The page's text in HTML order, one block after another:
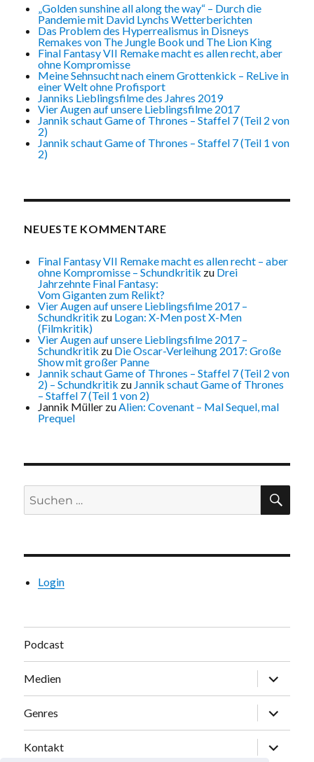
„Golden sunshine all along the way“ – Durch die
Pandemie mit David Lynchs Wetterberichten
Das Problem des Hyperrealismus in Disneys
Remakes von The Jungle Book und The Lion King
Final Fantasy VII Remake macht es allen recht, aber
ohne Kompromisse
Meine Sehnsucht nach einem Grottenkick – ReLive in
einer Welt ohne Profisport
Janniks Lieblingsfilme des Jahres 2019
Vier Augen auf unsere Lieblingsfilme 2017
Jannik schaut Game of Thrones – Staffel 7 (Teil 2 von
2)
Jannik schaut Game of Thrones – Staffel 7 (Teil 1 von
2)
NEUESTE KOMMENTARE
Final Fantasy VII Remake macht es allen recht – aber
ohne Kompromisse – Schundkritik zu Drei
Jahrzehnte Final Fantasy:
Vom Giganten zum Relikt?
Vier Augen auf unsere Lieblingsfilme 2017 –
Schundkritik zu Logan: X-Men post X-Men
(Filmkritik)
Vier Augen auf unsere Lieblingsfilme 2017 –
Schundkritik zu Die Oscar-Verleihung 2017: Große
Show mit großer Panne
Jannik schaut Game of Thrones – Staffel 7 (Teil 2 von
2) – Schundkritik zu Jannik schaut Game of Thrones
– Staffel 7 (Teil 1 von 2)
Jannik Müller zuAlien: Covenant – Mal Sequel, mal
Prequel
Suchen
nach:
Login
Podcast
Medien
öffnen
Genres
öffnen
Kontakt
öffnen